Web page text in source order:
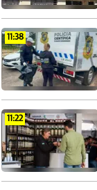
11:38
11:22